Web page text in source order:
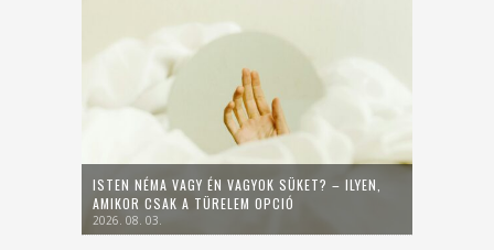
ISTEN NÉMA VAGY ÉN VAGYOK SÜKET? – ILYEN,
AMIKOR CSAK A TÜRELEM OPCIÓ
2026. 08. 03.